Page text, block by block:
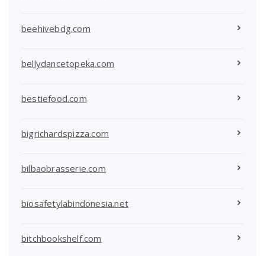
beehivebdg.com
bellydancetopeka.com
bestiefood.com
bigrichardspizza.com
bilbaobrasserie.com
biosafetylabindonesia.net
bitchbookshelf.com